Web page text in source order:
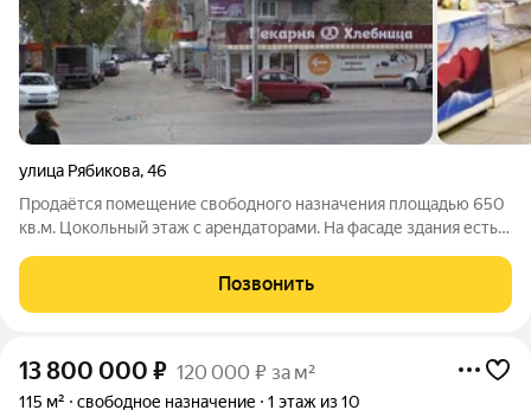
улица Рябикова,46
Продаётся помещение свободного назначения площадью 650
кв.м. Цокольный этаж с арендаторами. На фасаде здания есть
парковка, остановки общественного транспорта. За более
подробной информацией
Позвонить
13 800 000 ₽ 120 000 ₽ за м²
115 м² свободное назначение 1 этаж из 10